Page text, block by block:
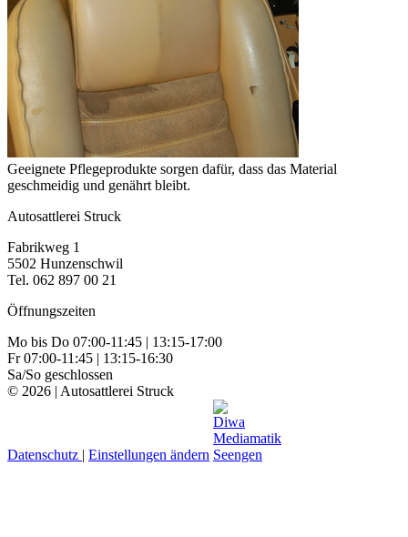
Geeignete Pflegeprodukte sorgen dafür, dass das Material
geschmeidig und genährt bleibt.
Autosattlerei Struck
Fabrikweg 1
5502 Hunzenschwil
Tel. 062 897 00 21
Öffnungszeiten
Mo bis Do 07:00-11:45 | 13:15-17:00
Fr 07:00-11:45 | 13:15-16:30
Sa/So geschlossen
© 2026 | Autosattlerei Struck
Datenschutz | Einstellungen ändern